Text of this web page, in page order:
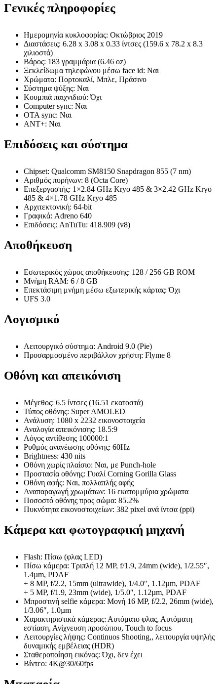
Γενικές πληροφορίες
Ημερομηνία κυκλοφορίας: Οκτώβριος 2019
Διαστάσεις: 6.28 x 3.08 x 0.33 ίντσες (159.6 x 78.2 x 8.3
χιλιοστά)
Βάρος: 183 γραμμάρια (6.46 oz)
Ξεκλείδωμα τηλεφώνου μέσω face id: Ναι
Χρώματα: Πορτοκαλί, Μπλε, Πράσινο
Σύστημα ψύξης: Ναι
Κουμπιά παιχνιδιού: Όχι
Computer sync: Ναι
OTA sync: Ναι
ANT+: Ναι
Επιδόσεις και σύστημα
Chipset: Qualcomm SM8150 Snapdragon 855 (7 nm)
Αριθμός πυρήνων: 8 (Octa Core)
Επεξεργαστής: 1×2.84 GHz Kryo 485 & 3×2.42 GHz Kryo
485 & 4×1.78 GHz Kryo 485
Αρχιτεκτονική: 64-bit
Γραφικά: Adreno 640
Επιδόσεις: AnTuTu: 418.909 (v8)
Αποθήκευση
Εσωτερικός χώρος αποθήκευσης: 128 / 256 GB ROM
Μνήμη RAM: 6 / 8 GB
Επεκτάσιμη μνήμη μέσω εξωτερικής κάρτας: Όχι
UFS 3.0
Λογισμικό
Λειτουργικό σύστημα: Android 9.0 (Pie)
Προσαρμοσμένο περιβάλλον χρήστη: Flyme 8
Οθόνη και απεικόνιση
Μέγεθος: 6.5 ίντσες (16.51 εκατοστά)
Τύπος οθόνης: Super AMOLED
Ανάλυση: 1080 x 2232 εικονοστοιχεία
Αναλογία απεικόνισης: 18.5:9
Λόγος αντίθεσης 100000:1
Ρυθμός ανανέωσης οθόνης: 60Hz
Brightness: 430 nits
Οθόνη χωρίς πλαίσιο: Ναι, με Punch-hole
Προστασία οθόνης: Γυαλί Corning Gorilla Glass
Οθόνη αφής: Ναι, πολλαπλής αφής
Αναπαραγωγή χρωμάτων: 16 εκατομμύρια χρώματα
Ποσοστό οθόνης προς σώμα: 85.2%
Πυκνότητα εικονοστοιχείων: 382 pixel ανά ίντσα (ppi)
Κάμερα και φωτογραφική μηχανή
Flash: Πίσω (φλας LED)
Πίσω κάμερα: Τριπλή 12 MP, f/1.9, 24mm (wide), 1/2.55″,
1.4µm, PDAF
+ 8 MP, f/2.2, 15mm (ultrawide), 1/4.0″, 1.12µm, PDAF
+ 5 MP, f/1.9, 23mm (wide), 1/5.0″, 1.12µm, PDAF
Μπροστινή selfie κάμερα: Μονή 16 MP, f/2.2, 26mm (wide),
1/3.06″, 1.0µm
Χαρακτηριστικά κάμερας: Αυτόματο φλας, Αυτόματη
εστίαση, Ανίχνευση προσώπου, Touch to focus
Λειτουργίες λήψης: Continuos Shooting,, λειτουργία υψηλής
δυναμικής εμβέλειας (HDR)
Σταθεροποίηση εικόνας: Όχι, δεν έχει
Βίντεο: 4K@30/60fps